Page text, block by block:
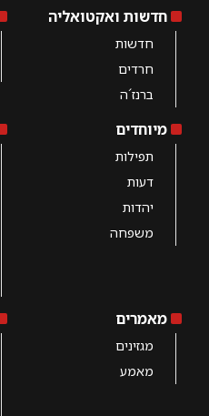
חדשות ואקטואליה
חדשות
חרדים
ברנז´ה
מיוחדים
תפילות
דעות
יהדות
משפחה
מאמרים
מגזינים
מאמע